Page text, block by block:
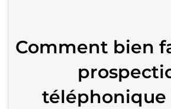
Comment bien
téléphonique